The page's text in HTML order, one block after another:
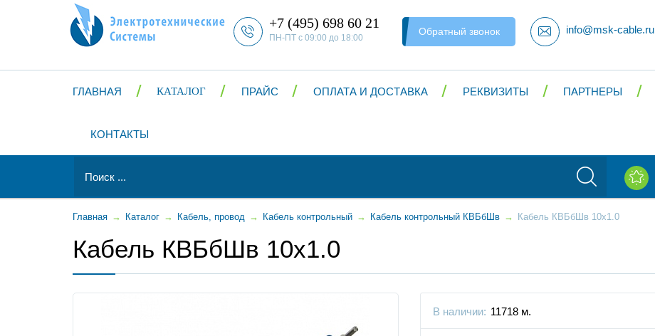
+7 (495) 698 60 21
ПН-ПТ с 09:00 до 18:00
Обратный звонок info@msk-cable.ru
ГЛАВНАЯ КАТАЛОГ ПРАЙС ОПЛАТА И ДОСТАВКА РЕКВИЗИТЫ ПАРТНЕРЫ
КОНТАКТЫ
Главная → Каталог → Кабель, провод → Кабель контрольный → Кабель контрольный КВБбШв → Кабель КВБбШв 10x1.0
Кабель КВБбШв 10x1.0
В наличии: 11718 м.